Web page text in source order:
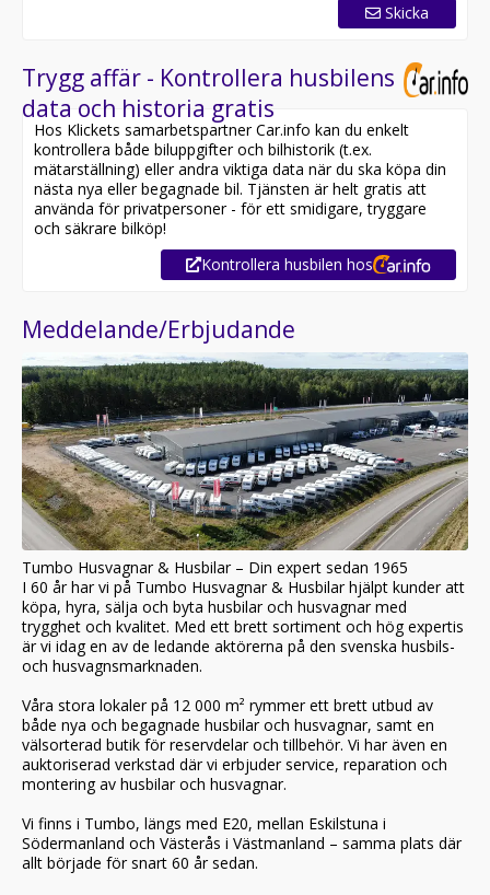
Skicka
Trygg affär - Kontrollera husbilens
data och historia gratis
Hos Klickets samarbetspartner Car.info kan du enkelt
kontrollera både biluppgifter och bilhistorik (t.ex.
mätarställning) eller andra viktiga data när du ska köpa din
nästa nya eller begagnade bil. Tjänsten är helt gratis att
använda för privatpersoner - för ett smidigare, tryggare
och säkrare bilköp!
Kontrollera husbilen hos
Meddelande/Erbjudande
Tumbo Husvagnar & Husbilar – Din expert sedan 1965
I 60 år har vi på Tumbo Husvagnar & Husbilar hjälpt kunder att
köpa, hyra, sälja och byta husbilar och husvagnar med
trygghet och kvalitet. Med ett brett sortiment och hög expertis
är vi idag en av de ledande aktörerna på den svenska husbils-
och husvagnsmarknaden.
Våra stora lokaler på 12 000 m² rymmer ett brett utbud av
både nya och begagnade husbilar och husvagnar, samt en
välsorterad butik för reservdelar och tillbehör. Vi har även en
auktoriserad verkstad där vi erbjuder service, reparation och
montering av husbilar och husvagnar.
Vi finns i Tumbo, längs med E20, mellan Eskilstuna i
Södermanland och Västerås i Västmanland – samma plats där
allt började för snart 60 år sedan.